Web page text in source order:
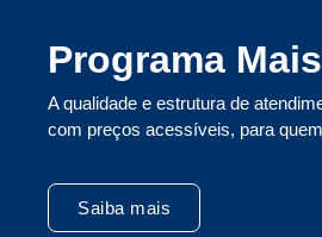
Programa
A qualidade e estrutura de
com preços acessíveis, para
Saiba mais